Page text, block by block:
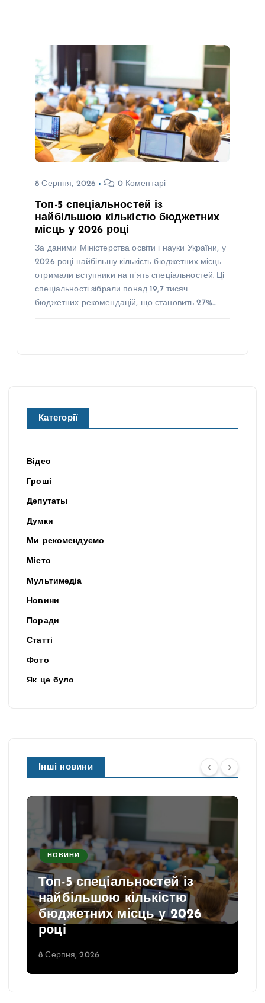
8 Серпня, 2026 0 Коментарі
Топ-5 спеціальностей із
найбільшою кількістю бюджетних
місць у 2026 році
За даними Міністерства освіти і науки України, у
2026 році найбільшу кількість бюджетних місць
отримали вступники на п’ять спеціальностей. Ці
спеціальності зібрали понад 19,7 тисяч
бюджетних рекомендацій, що становить 27%…
Категорії
Відео
Гроші
Депутаты
Думки
Ми рекомендуємо
Місто
Мультимедіа
Новини
Поради
Статті
Фото
Як це було
Інші новини
НОВИНИ
Топ-5 спеціальностей із
найбільшою кількістю
бюджетних місць у 2026
році
8 Серпня, 2026